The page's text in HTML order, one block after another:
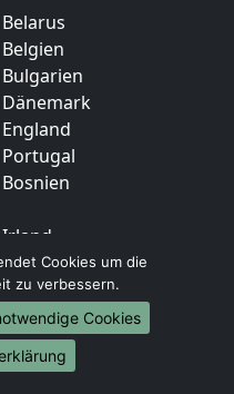
Lettland
Kroatien
Cookies um die
zu verbessern.
Cookies